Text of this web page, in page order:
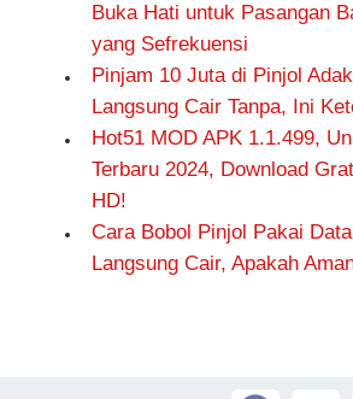
Buka Hati untuk Pasangan
yang Sefrekuensi
Pinjam 10 Juta di Pinjol
Langsung Cair Tanpa, Ini
Hot51 MOD APK 1.1.499,
Terbaru 2024, Download
HD!
Cara Bobol Pinjol Pakai
Langsung Cair, Apakah